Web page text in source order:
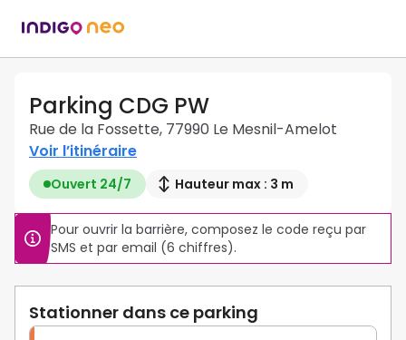
Parking CDG PW
Rue de la Fossette, 77990 Le Mesnil-Amelot
Voir l’itinéraire
Ouvert 24/7 Hauteur max : 3 m
Pour ouvrir la barrière, composez le code reçu par
SMS et par email (6 chiffres).
Stationner dans ce parking